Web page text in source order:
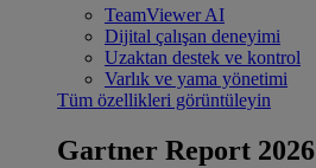
TeamViewer AI
Dijital çalışan deneyimi
Uzaktan destek ve kontrol
Varlık ve yama yönetimi
Tüm özellikleri görüntüleyin
Gartner Report 2026